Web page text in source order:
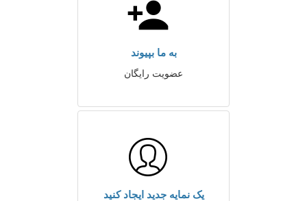
به ما بپیوند
عضویت رایگان
یک نمایه جدید ایجاد کنید